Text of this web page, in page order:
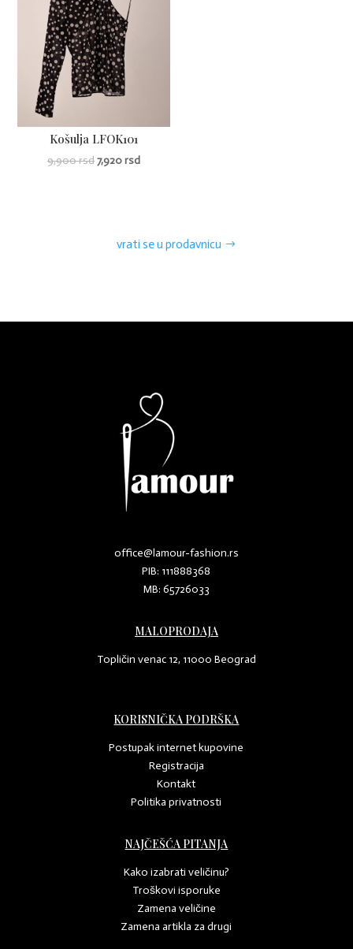
Košulja LFOK101
9,900rsd7,920rsd
vrati se u prodavnicu
office@lamour-fashion.rs
PIB: 111888368
MB: 65726033
MALOPRODAJA
Topličin venac 12, 11000 Beograd
KORISNIČKA PODRŠKA
Postupak internet kupovine
Registracija
Kontakt
Politika privatnosti
NAJČEŠĆA PITANJA
Kako izabrati veličinu?
Troškovi isporuke
Zamena veličine
Zamena artikla za drugi